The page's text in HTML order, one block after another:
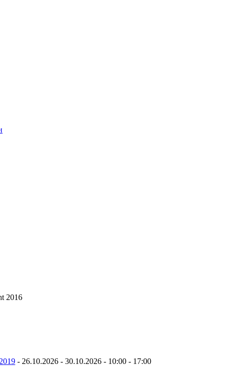
2016
- 26.10.2026 - 30.10.2026 - 10:00 - 17:00